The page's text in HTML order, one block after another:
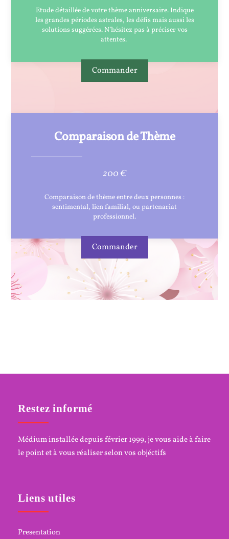
Etude détaillée de votre thème anniversaire. Indique
les grandes périodes astrales, les défis mais aussi les
solutions suggérées. N’hésitez pas à préciser vos
attentes.
Commander
Comparaison de Thème
200 €
Comparaison de thème entre deux personnes :
sentimental, lien familial, ou partenariat
professionnel.
Commander
Restez informé
Médium installée depuis février 1999, je vous aide à faire
le point et à vous réaliser selon vos objéctifs
Liens utiles
Presentation